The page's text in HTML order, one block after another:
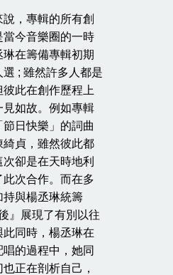
，專輯的所有創
今音樂圈的一時
在籌備專輯初期
; 雖然許多人都是
此在創作歷程上
如故。例如專輯
日快樂」的詞曲
貞，雖然彼此都
卻是在天時地利
此次合作。而在多
與楊丞琳統籌
』展現了有別以往
同時，楊丞琳在
的過程中，她同
正在剖析自己，